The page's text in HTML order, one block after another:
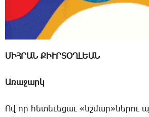
ՄԻՀՐԱՆ ՔԻՒՐՏՕՂԼԵԱՆ
Ա­ռա­ջարկ
Ով որ հե­տե­ւե­ցաւ «նշմար»նե­րու